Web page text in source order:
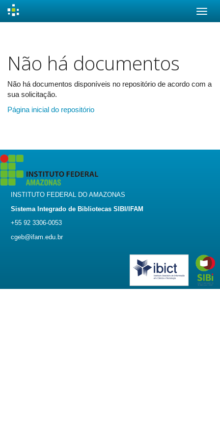
Não há documentos
Não há documentos disponíveis no repositório de acordo com a
sua solicitação.
Página inicial do repositório
INSTITUTO FEDERAL DO AMAZONAS
Sistema Integrado de Bibliotecas SIBI/IFAM
+55 92 3306-0053
cgeb@ifam.edu.br